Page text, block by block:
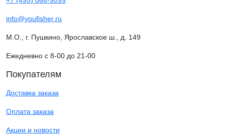
info@youfisher.ru
М.О., г. Пушкино, Ярославское ш., д. 149
Ежедневно с 8-00 до 21-00
Покупателям
Доставка заказа
Оплата заказа
Акции и новости